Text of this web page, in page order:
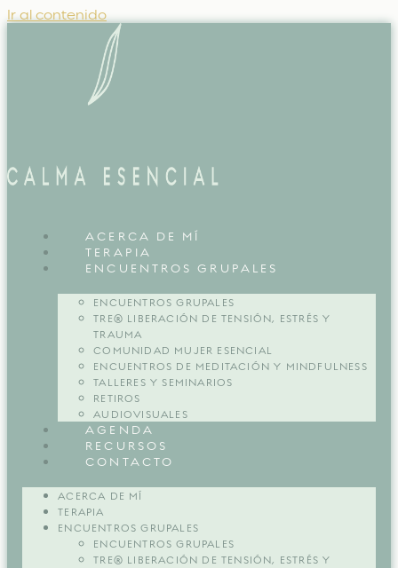
Ir al contenido
ACERCA DE MÍ
TERAPIA
ENCUENTROS GRUPALES
ENCUENTROS GRUPALES
TRE® LIBERACIÓN DE TENSIÓN, ESTRÉS Y
TRAUMA
COMUNIDAD MUJER ESENCIAL
ENCUENTROS DE MEDITACIÓN Y MINDFULNESS
TALLERES Y SEMINARIOS
RETIROS
AUDIOVISUALES
AGENDA
RECURSOS
CONTACTO
ACERCA DE MÍ
TERAPIA
ENCUENTROS GRUPALES
ENCUENTROS GRUPALES
TRE® LIBERACIÓN DE TENSIÓN, ESTRÉS Y